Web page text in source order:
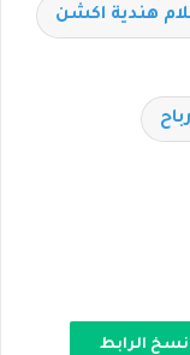
هندية اكشن
نسخ الرابط